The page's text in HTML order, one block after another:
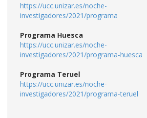
https://ucc.unizar.es/noche-
investigadores/2021/programa
Programa Huesca
https://ucc.unizar.es/noche-
investigadores/2021/programa-huesca
Programa Teruel
https://ucc.unizar.es/noche-
investigadores/2021/programa-teruel